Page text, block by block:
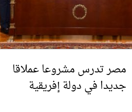
مصر تدرس مشروعا عملاقا
جديدا في دولة إفريقية